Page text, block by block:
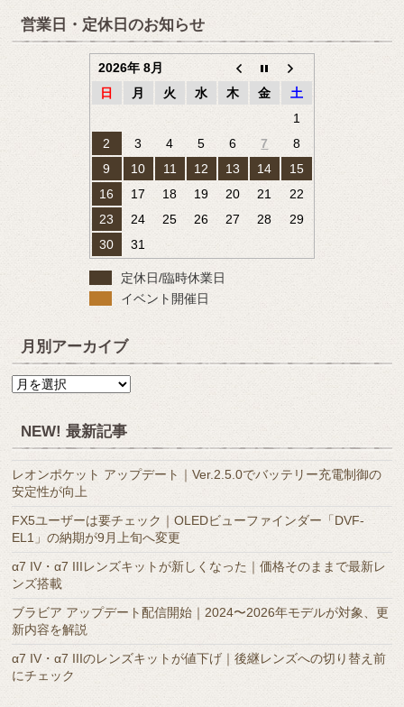
営業日・定休日のお知らせ
2026年 8月
日
月 火 水 木 金
土
1
2
3 4 5 6 7
8
9
10 11 12 13 14
15
16
17 18 19 20 21
22
23
24 25 26 27 28
29
30
31
定休日/臨時休業日
イベント開催日
月別アーカイブ
月
ー
カ
イ
ブ
NEW! 最新記事
レオンポケット アップデート｜Ver.2.5.0でバッテリー充電制御の
安定性が向上
FX5ユーザーは要チェック｜OLEDビューファインダー「DVF-
EL1」の納期が9月上旬へ変更
α7 IV・α7 IIIレンズキットが新しくなった｜価格そのままで最新レ
ンズ搭載
ブラビア アップデート配信開始｜2024〜2026年モデルが対象、更
新内容を解説
α7 IV・α7 IIIのレンズキットが値下げ｜後継レンズへの切り替え前
にチェック